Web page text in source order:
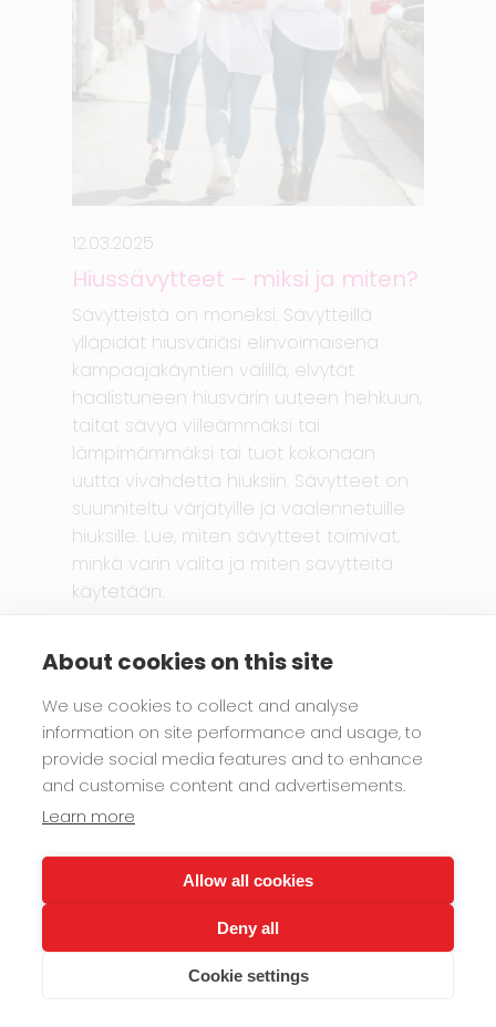
About cookies on this site
We use cookies to collect and analyse
information on site performance and usage, to
provide social media features and to enhance
and customise content and advertisements.
Learn more
Allow all cookies
Deny all
Cookie settings
12.03.2025
Hiussävytteet – miksi ja miten?
Sävytteistä on moneksi. Sävytteillä
ylläpidät hiusväriäsi elinvoimaisena
kampaajakäyntien välillä, elvytät
haalistuneen hiusvärin uuteen hehkuun,
taitat sävyä viileämmäksi tai
lämpimämmäksi tai tuot kokonaan
uutta vivahdetta hiuksiin. Sävytteet on
suunniteltu värjätyille ja vaalennetuille
hiuksille. Lue, miten sävytteet toimivat,
minkä värin valita ja miten sävytteitä
käytetään.
kotimainen
sävyte
sävyttäminen
suoraväri
vegaaninen